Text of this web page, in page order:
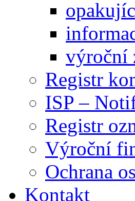
výroční
Registr
ISP –
Registr
Výroční
Ochrana
Kontakt